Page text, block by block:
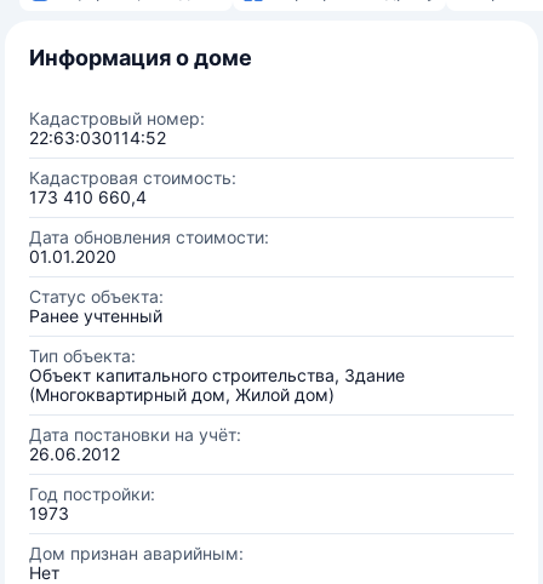
Информация о доме
Кадастровый номер:
22:63:030114:52
Кадастровая стоимость:
173 410 660,4
Дата обновления стоимости:
01.01.2020
Статус объекта:
Ранее учтенный
Тип объекта:
Объект капитального строительства, Здание
(Многоквартирный дом, Жилой дом)
Дата постановки на учёт:
26.06.2012
Год постройки:
1973
Дом признан аварийным:
Нет